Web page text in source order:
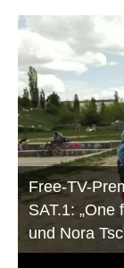
Free-TV-
SAT.1: „One
und Nora